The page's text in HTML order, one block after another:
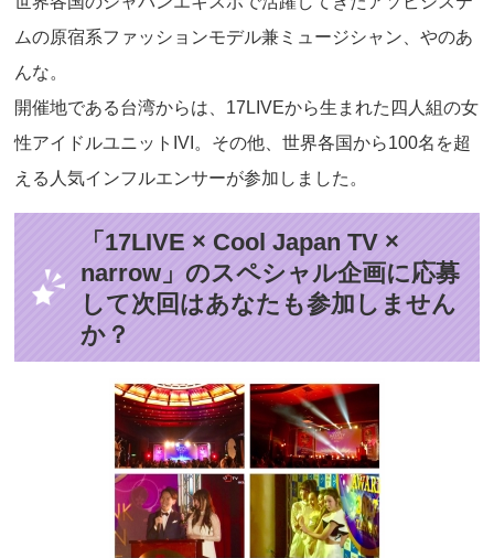
ムの原宿系ファッションモデル兼ミュージシャン、やのあ
んな。
開催地である台湾からは、17LIVEから生まれた四人組の女
性アイドルユニットIVI。その他、世界各国から100名を超
える人気インフルエンサーが参加しました。
「17LIVE × Cool Japan TV ×
narrow」のスペシャル企画に応募
して次回はあなたも参加しません
か？